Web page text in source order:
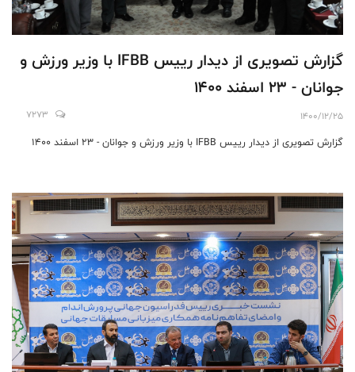
گزارش تصویری از دیدار رییس IFBB با وزیر ورزش و
جوانان - 23 اسفند 1400
1400/12/25
7273
گزارش تصویری از دیدار رییس IFBB با وزیر ورزش و جوانان - 23 اسفند 1400